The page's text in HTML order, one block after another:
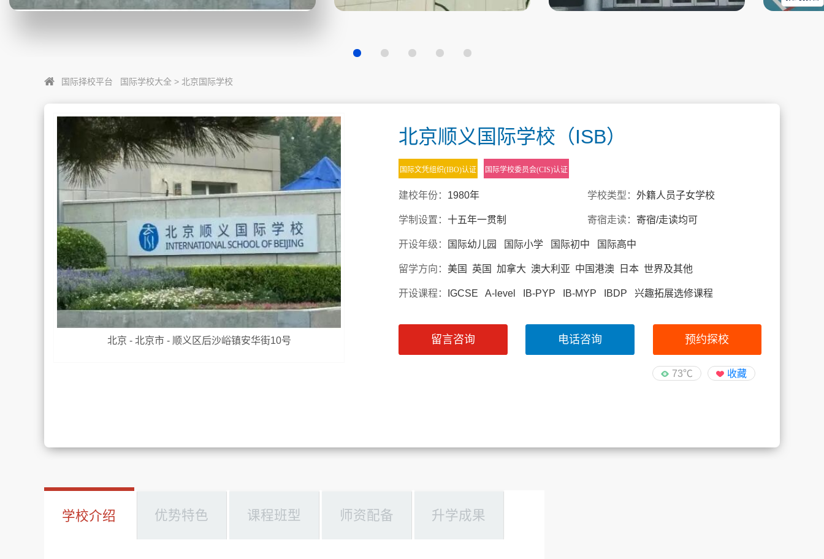
国际择校平台 国际学校大全 > 北京国际学校
北京 - 北京市 - 顺义区后沙峪镇安华街10号
北京顺义国际学校（ISB）
国际文凭组织(IBO)认证 国际学校委员会(CIS)认证
建校年份： 1980年 学校类型：外籍人员子女学校
学制设置：十五年一贯制 寄宿走读： 寄宿/走读均可
开设年级： 国际幼儿园 国际小学 国际初中 国际高中
留学方向： 美国 英国 加拿大 澳大利亚 中国港澳 日本 世界及其他
开设课程： IGCSE A-level IB-PYP IB-MYP IBDP 兴趣拓展选修课程
留言咨询 电话咨询 预约探校
73℃ 收藏
学校介绍 优势特色 课程班型 师资配备 升学成果